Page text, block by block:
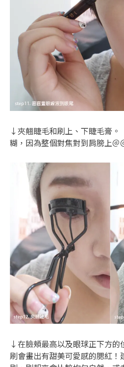
↓夾翹睫毛和刷上、下睫毛膏。
糊，因為整個對焦對到肩膀上＠
↓在臉頰最高以及眼球正下方的
刷會畫出有甜美可愛感的腮紅！